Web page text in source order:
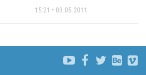
15:21 • 03.05.2011